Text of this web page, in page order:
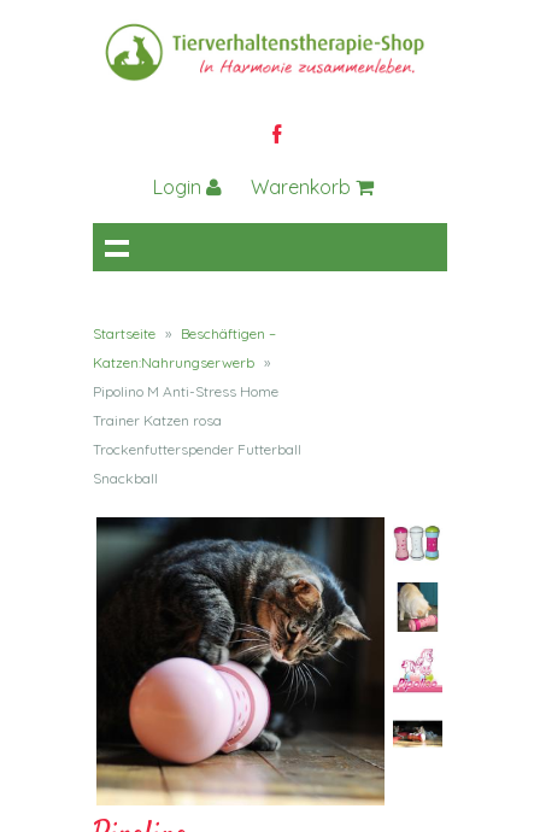
Login Warenkorb
Startseite » Beschäftigen –
Katzen:Nahrungserwerb »
Pipolino M Anti-Stress Home
Trainer Katzen rosa
Trockenfutterspender Futterball
Snackball